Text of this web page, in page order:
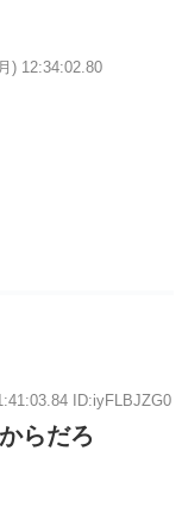
) 12:34:02.80
ID:iyFLBJZG0
らだろ